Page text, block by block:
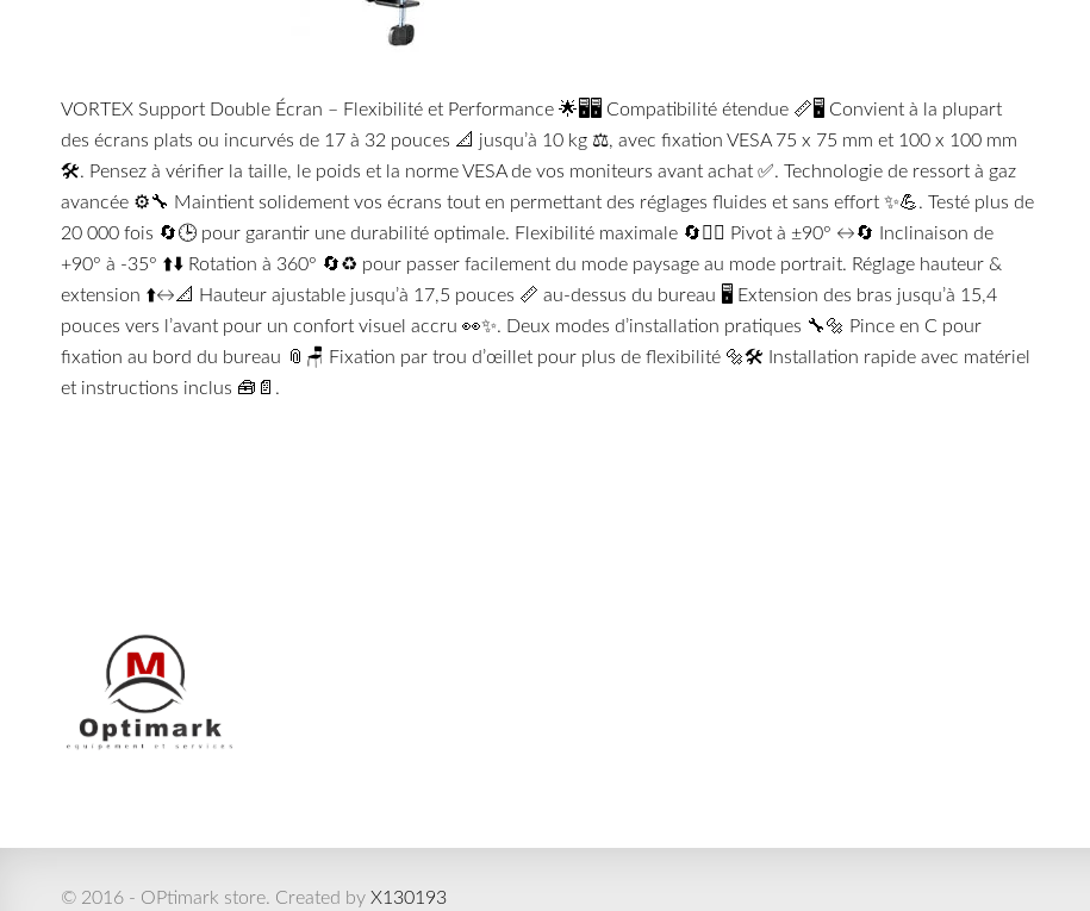
VORTEX Support Double Écran – Flexibilité et Performance 🌟🖥️🖥️ Compatibilité étendue 📏🖥️ Convient à la plupart
des écrans plats ou incurvés de 17 à 32 pouces 📐 jusqu’à 10 kg ⚖️, avec fixation VESA 75 x 75 mm et 100 x 100 mm
🛠️. Pensez à vérifier la taille, le poids et la norme VESA de vos moniteurs avant achat ✅. Technologie de ressort à gaz
avancée ⚙️🔧 Maintient solidement vos écrans tout en permettant des réglages fluides et sans effort ✨💪. Testé plus de
20 000 fois 🔄🕒 pour garantir une durabilité optimale. Flexibilité maximale 🔄🤸‍♂️ Pivot à ±90° ↔️🔄 Inclinaison de
+90° à -35° ⬆️⬇️ Rotation à 360° 🔄♻️ pour passer facilement du mode paysage au mode portrait. Réglage hauteur &
extension ⬆️↔️📐 Hauteur ajustable jusqu’à 17,5 pouces 📏 au-dessus du bureau 🖥️ Extension des bras jusqu’à 15,4
pouces vers l’avant pour un confort visuel accru 👀✨. Deux modes d’installation pratiques 🔧🔩 Pince en C pour
fixation au bord du bureau 📎🪑 Fixation par trou d’œillet pour plus de flexibilité 🔩🛠️ Installation rapide avec matériel
et instructions inclus 🧰📄.
© 2016 - OPtimark store. Created by X130193